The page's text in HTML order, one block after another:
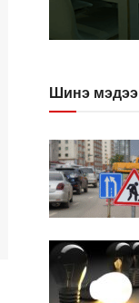
Шинэ мэдээ